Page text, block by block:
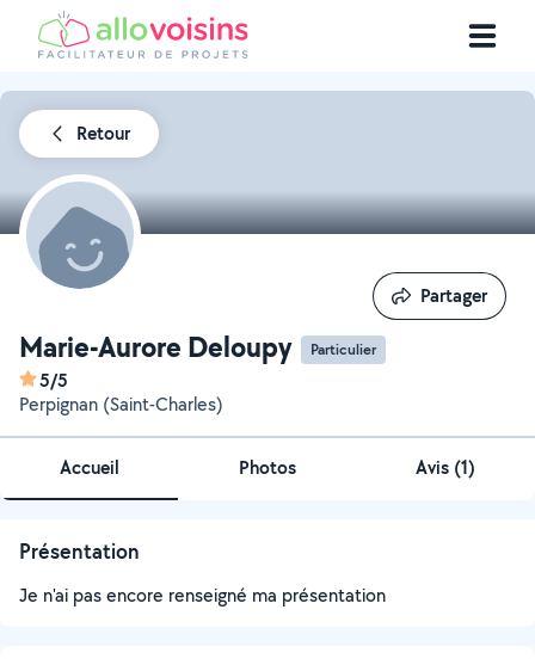
Retour
Marie-Aurore Deloupy Particulier
5/5
Perpignan (Saint-Charles)
Partager
Partager
Accueil Photos Avis (1)
Présentation
Je n'ai pas encore renseigné ma présentation